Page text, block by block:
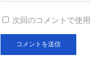
次回のコメントで使